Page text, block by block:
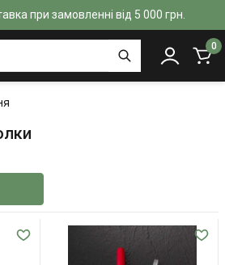
при замовленні від 5 000 грн.
0